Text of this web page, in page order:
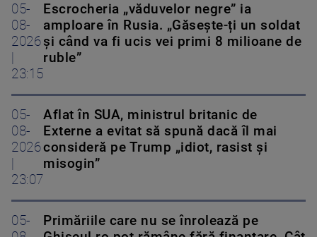
05-
08-
2026
|
23:15
Escrocheria „văduvelor negre” ia
amploare în Rusia. „Găsește-ți un soldat
și când va fi ucis vei primi 8 milioane de
ruble”
05-
08-
2026
|
23:07
Aflat în SUA, ministrul britanic de
Externe a evitat să spună dacă îl mai
consideră pe Trump „idiot, rasist și
misogin”
05-
Primăriile care nu se înrolează pe